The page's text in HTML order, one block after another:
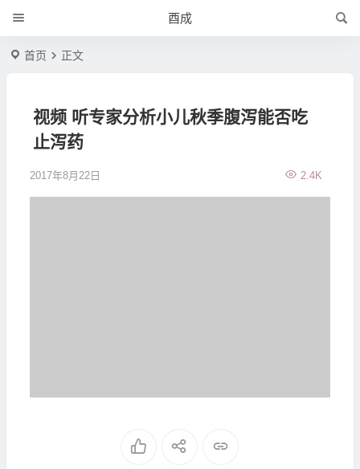
酉成
首页 正文
视频 听专家分析小儿秋季腹泻能否吃
止泻药
2017年8月22日 2.4K